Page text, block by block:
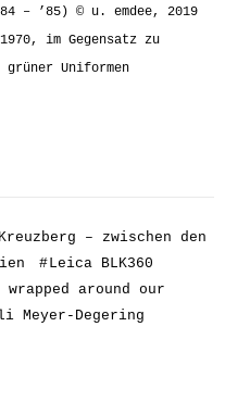
– ’85) © u. emdee, 2019
im Gegensatz zu
Uniformen
Kreuzberg – zwischen den
# Leica BLK360
around our
Meyer-Degering